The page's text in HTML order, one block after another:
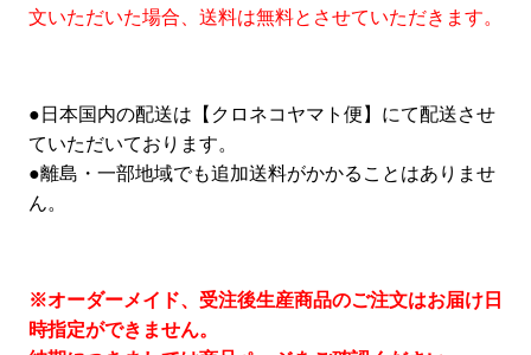
文いただいた場合、送料は無料とさせていただきます。
●日本国内の配送は【クロネコヤマト便】にて配送させ
ていただいております。
●離島・一部地域でも追加送料がかかることはありませ
ん。
※オーダーメイド、受注後生産商品のご注文はお届け日
時指定ができません。